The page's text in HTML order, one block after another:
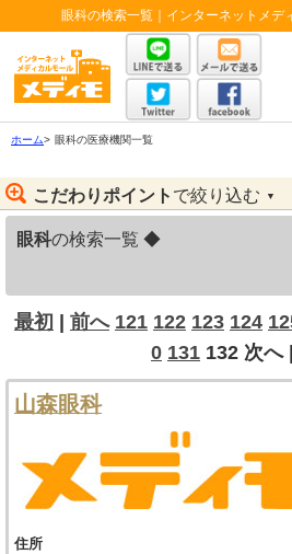
眼科の検索一覧｜インターネットメ
ホーム> 眼科の医療機関一覧
こだわりポイント で絞り込む ▼
眼科の検索一覧 ◆
最初 | 前へ 121 122 123 124
0 131 132 次へ
山森眼科
住所